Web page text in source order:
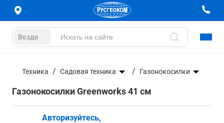
Везде
Техника Садовая техника Газонокосилки
Газонокосилки Greenworks 41 см
Авторизуйтесь,